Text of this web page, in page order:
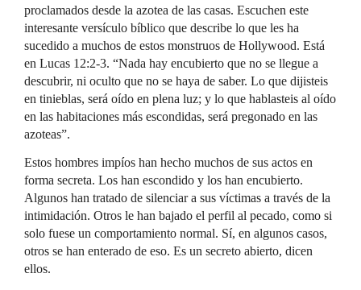
proclamados desde la azotea de las casas. Escuchen este
interesante versículo bíblico que describe lo que les ha
sucedido a muchos de estos monstruos de Hollywood. Está
en Lucas 12:2-3. “Nada hay encubierto que no se llegue a
descubrir, ni oculto que no se haya de saber. Lo que dijisteis
en tinieblas, será oído en plena luz; y lo que hablasteis al oído
en las habitaciones más escondidas, será pregonado en las
azoteas”.
Estos hombres impíos han hecho muchos de sus actos en
forma secreta. Los han escondido y los han encubierto.
Algunos han tratado de silenciar a sus víctimas a través de la
intimidación. Otros le han bajado el perfil al pecado, como si
solo fuese un comportamiento normal. Sí, en algunos casos,
otros se han enterado de eso. Es un secreto abierto, dicen
ellos.